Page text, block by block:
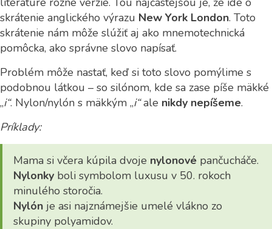
skrátenie anglického výrazu New York London. Toto
skrátenie nám môže slúžiť aj ako mnemotechnická
pomôcka, ako správne slovo napísať.
Problém môže nastať, keď si toto slovo pomýlime s
podobnou látkou – so silónom, kde sa zase píše mäkké
„i“. Nylon/nylón s mäkkým „i“ale nikdy nepíšeme.
Príklady:
Mama si včera kúpila dvoje nylonové pančucháče.
Nylonky boli symbolom luxusu v 50. rokoch
minulého storočia.
Nylón je asi najznámejšie umelé vlákno zo
skupiny polyamidov.